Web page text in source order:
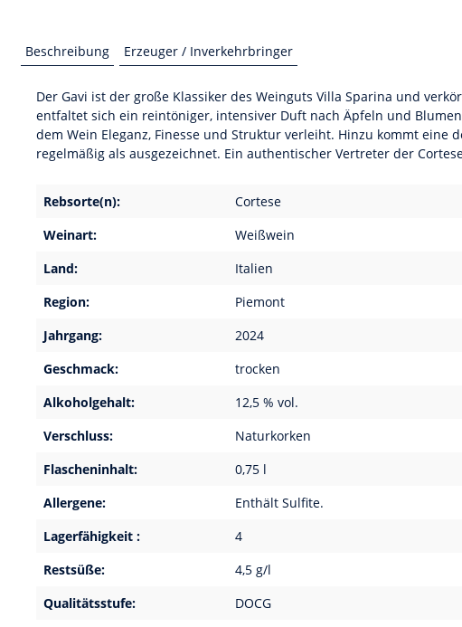
Beschreibung Erzeuger / Inverkehrbringer
Der Gavi ist der große Klassiker des Weinguts Villa Sparina und
entfaltet sich ein reintöniger, intensiver Duft nach Äpfeln und
dem Wein Eleganz, Finesse und Struktur verleiht. Hinzu kommt
regelmäßig als ausgezeichnet. Ein authentischer Vertreter der
Rebsorte(n):
Cortese
Weinart:
Weißwein
Land:
Italien
Region:
Piemont
Jahrgang:
2024
Geschmack:
trocken
Alkoholgehalt:
12,5 % vol.
Verschluss:
Naturkorken
Flascheninhalt:
0,75 l
Allergene:
Enthält Sulfite.
Lagerfähigkeit :
4
Restsüße:
4,5 g/l
Qualitätsstufe:
DOCG